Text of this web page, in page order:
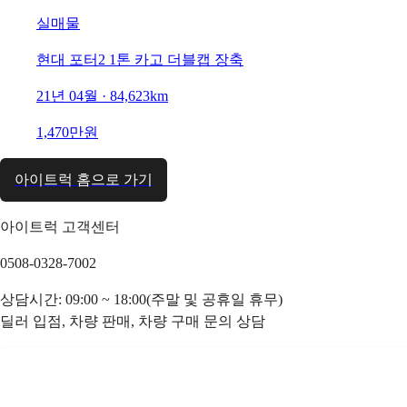
실매물
현대 포터2 1톤 카고 더블캡 장축
21년 04월 · 84,623km
1,470만원
아이트럭 홈으로 가기
아이트럭 고객센터
0508-0328-7002
상담시간: 09:00 ~ 18:00(주말 및 공휴일 휴무)
딜러 입점, 차량 판매, 차량 구매 문의 상담